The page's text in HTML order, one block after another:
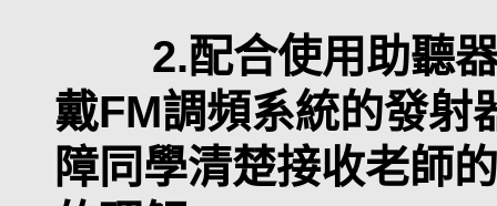
2.配合使用助聽器
戴FM調頻系統的發射
障同學清楚接收老師